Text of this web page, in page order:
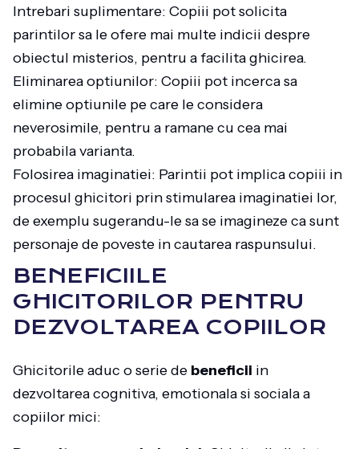
Intrebari suplimentare: Copiii pot solicita
parintilor sa le ofere mai multe indicii despre
obiectul misterios, pentru a facilita ghicirea.
Eliminarea optiunilor: Copiii pot incerca sa
elimine optiunile pe care le considera
neverosimile, pentru a ramane cu cea mai
probabila varianta.
Folosirea imaginatiei: Parintii pot implica copiii in
procesul ghicitori prin stimularea imaginatiei lor,
de exemplu sugerandu-le sa se imagineze ca sunt
personaje de poveste in cautarea raspunsului.
BENEFICIILE
GHICITORILOR PENTRU
DEZVOLTAREA COPIILOR
Ghicitorile aduc o serie de beneficii in
dezvoltarea cognitiva, emotionala si sociala a
copiilor mici: